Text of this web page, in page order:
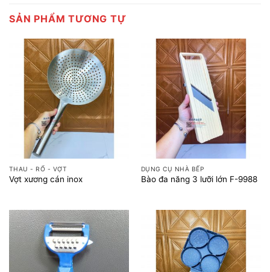
SẢN PHẨM TƯƠNG TỰ
THAU - RỔ - VỢT
Vợt xương cán inox
DỤNG CỤ NHÀ BẾP
Bào đa năng 3 lưỡi lớn F-9988